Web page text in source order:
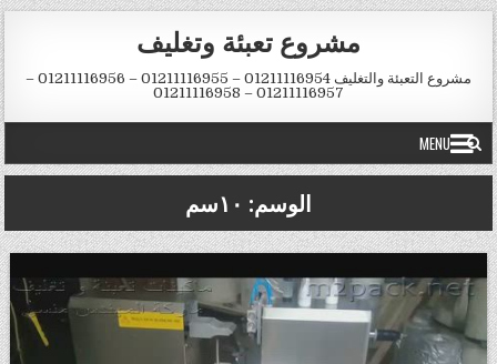
Skip to content
مشروع تعبئة وتغليف
مشروع التعبئة والتغليف 01211116954 – 01211116955 – 01211116956 –
01211116957 – 01211116958
MENU
الوسم: ١٠سم